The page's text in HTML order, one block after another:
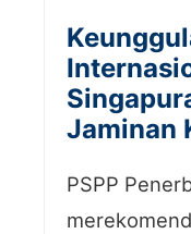
Jaminan
PSPP